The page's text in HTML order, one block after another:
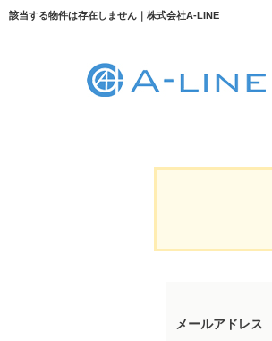
該当する物件は存在しません｜株式会社A-LINE
メールアドレス